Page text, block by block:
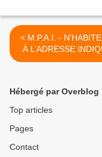
< M.P.A.I. - N’HABITE PAS
À L’ADRESSE
au théâtre La
Hébergé par Overblog
Top articles
Pages
Contact